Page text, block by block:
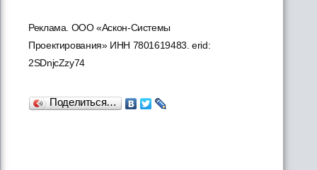
Реклама. ООО «Аскон-Системы
Проектирования» ИНН 7801619483. erid:
2SDnjcZzy74
Поделиться…